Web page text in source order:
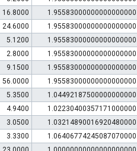
16.8000
1.95583000000000000000
24.6000
1.95583000000000000000
5.1200
1.95583000000000000000
2.8000
1.95583000000000000000
9.1500
1.95583000000000000000
56.0000
1.95583000000000000000
5.3500
1.04492187500000000000
4.9400
1.02230400357171000000
3.0500
1.03214890016920480000
3.3300
1.06406774245087070000